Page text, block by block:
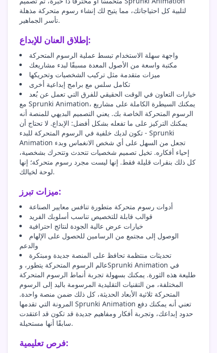
لتلبية كل احتياجاتك، مما يتيح لك إنشاء رسوم متحركة مذهلة
تأسر الجماهير.
إطلاق العنان للإبداع:
واجهة سهلة الاستخدام تبسط عملية الرسوم المتحركة
مكتبة واسعة من الأصول المعدة مسبقًا لبدء مشاريعك
ميزات متقدمة مثل تركيب الشخصيات وتحريكها
تكامل سلس مع برامج إبداعية أخرى
خيارات التعاون في الوقت الحقيقي للفرق التي تعمل عن بُعد
مع Sprunki Animation، يمكنك السيطرة الكاملة على مشاريع
الرسوم المتحركة الخاصة بك. يعني التصميم البديهي للمنصة أنه
يمكنك التركيز على ما تفعله بشكل أفضل: الإبداع. لا تحتاج أن
تكون لديك خلفية في الرسوم المتحركة للبدء - Sprunki
Animation تجعل من السهل على أي شخص الانغماس وبدء
إحياء أفكاره. تخيل تصميم شخصيات تتحدث وتتحرك بشخصية،
كل ذلك بنقرات قليلة فقط. إنها ليست مجرد رسوم متحركة؛ إنها
لوحة لخيالك.
ميزات تبرز:
أدوات رسوم متحركة متطورة تنافس معايير الصناعة
قوالب قابلة للتخصيص تناسب أسلوبك الفريد
خيارات عرض عالية الجودة لنتائج احترافية
الوصول إلى مجتمع من الرسامين للحصول على الإلهام
والدعم
تحديثات منتظمة تحافظ على المنصة جديدة ومبتكرة
عالم الرسوم المتحركة يتطور، وSprunki Animation في
طليعة هذه الثورة. يمكنك بسهولة تجربة أنماط الرسوم المتحركة
المختلفة، من التقنيات التقليدية المرسومة باليد إلى الرسوم
المتحركة ثلاثية الأبعاد الحديثة، كل ذلك ضمن منصة واحدة.
المرونة التي تقدمها Sprunki Animation تعني أنه يمكنك دفع
حدود إبداعك، وتجربة أفكار ومفاهيم جديدة قد تكون قد اعتقدت
سابقًا أنها مستحيلة.
فرص تعليمية: